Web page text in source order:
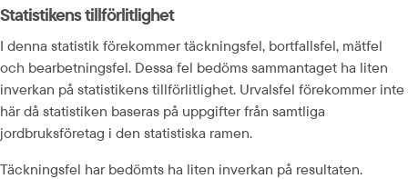
Statistikens tillförlitlighet
I denna statistik förekommer täckningsfel, bortfallsfel, mätfel
och bearbetningsfel. Dessa fel bedöms sammantaget ha liten
inverkan på statistikens tillförlitlighet. Urvalsfel förekommer inte
här då statistiken baseras på uppgifter från samtliga
jordbruksföretag i den statistiska ramen.
Täckningsfel har bedömts ha liten inverkan på resultaten.